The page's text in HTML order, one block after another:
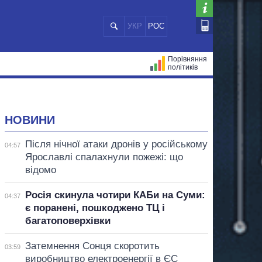
УКР РОС
Порівняння
політиків
НОВИНИ
04:57
Після нічної атаки дронів у російському
Ярославлі спалахнули пожежі: що
відомо
04:37
Росія скинула чотири КАБи на Суми:
є поранені, пошкоджено ТЦ і
багатоповерхівки
03:59
Затемнення Сонця скоротить
виробництво електроенергії в ЄС